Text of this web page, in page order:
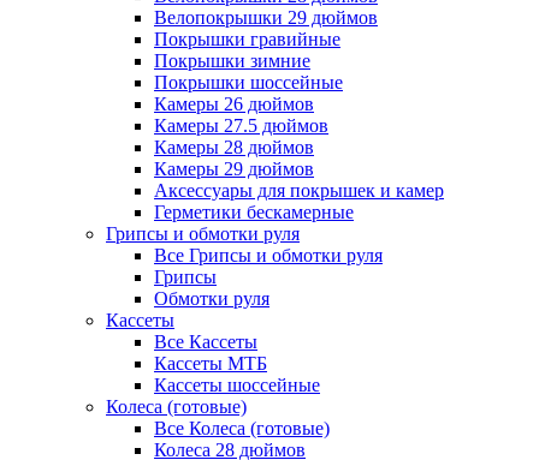
Велопокрышки 29 дюймов
Покрышки гравийные
Покрышки зимние
Покрышки шоссейные
Камеры 26 дюймов
Камеры 27.5 дюймов
Камеры 28 дюймов
Камеры 29 дюймов
Аксессуары для покрышек и камер
Герметики бескамерные
Грипсы и обмотки руля
Все Грипсы и обмотки руля
Грипсы
Обмотки руля
Кассеты
Все Кассеты
Кассеты МТБ
Кассеты шоссейные
Колеса (готовые)
Все Колеса (готовые)
Колеса 28 дюймов